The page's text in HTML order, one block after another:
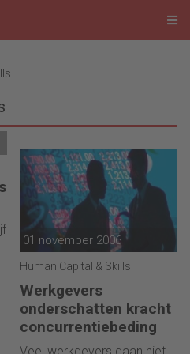
01 november 2006
Human Capital & Skills
Werkgevers
onderschatten kracht
concurrentiebeding
Veel werkgevers gaan niet